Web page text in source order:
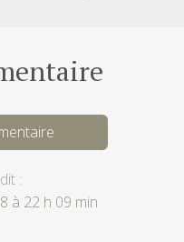
dit :
à 22 h 09 min